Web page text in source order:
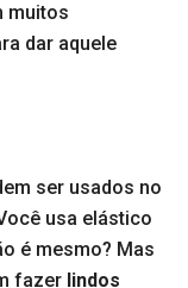
muitos
dar aquele
ser usados no
usa elástico
é mesmo? Mas
fazer lindos